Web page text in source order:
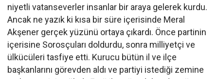
niyetli vatanseverler insanlar bir araya gelerek kurdu.
Ancak ne yazık ki kısa bir süre içerisinde Meral
Akşener gerçek yüzünü ortaya çıkardı. Önce partinin
içerisine Sorosçuları doldurdu, sonra milliyetçi ve
ülkücüleri tasfiye etti. Kurucu bütün il ve ilçe
başkanlarını görevden aldı ve partiyi istediği zemine